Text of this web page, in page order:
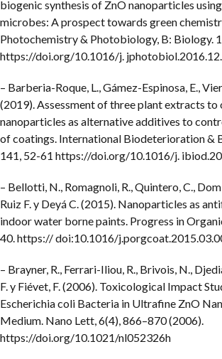
biogenic synthesis of ZnO nanoparticles
microbes: A prospect towards green
Photochemistry & Photobiology, B: Biology.
https://doi.org/10.1016/j.
– Barberia-Roque, L., Gámez-Espinosa, E.,
(2019). Assessment of three plant extracts
nanoparticles as alternative additives to
of coatings. International Biodeterioration &
141, 52-61 https://doi.org/10.1016/j.
– Bellotti, N., Romagnoli, R., Quintero, C.,
Ruiz F. y Deyá C. (2015). Nanoparticles as
indoor water borne paints. Progress in
40. https:// doi:10.1016/
– Brayner, R., Ferrari-Iliou, R., Brivois, N.,
F. y Fiévet, F. (2006). Toxicological Impact
Escherichia coli Bacteria in Ultrafine ZnO
Medium. Nano Lett, 6(4), 866–870 (2006).
https://doi.org/10.1021/nl052326h